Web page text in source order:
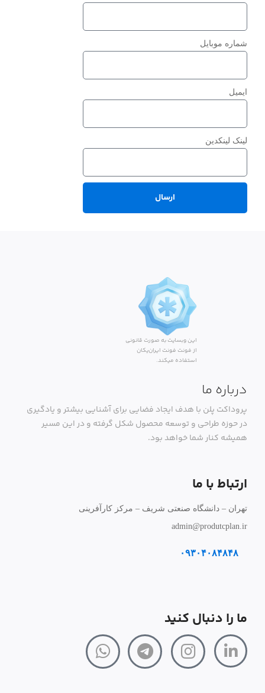
شماره موبایل
ایمیل
لینک لینکدین
ارسال
درباره ما
پروداکت پلن با هدف ایجاد فضایی برای آشنایی بیشتر و یادگیری
در حوزه طراحی و توسعه محصول شکل گرفته و در این مسیر
همیشه کنار شما خواهد بود.
ارتباط با ما
تهران – دانشگاه صنعتی شریف – مرکز کارآفرینی
admin@produtcplan.ir
۰۹۳۰۴۰۸۴۸۴۸
ما را دنبال کنید
این وبسایت به صورت قانونی
از فونت فونت ایران‌یکان
استفاده میکند.